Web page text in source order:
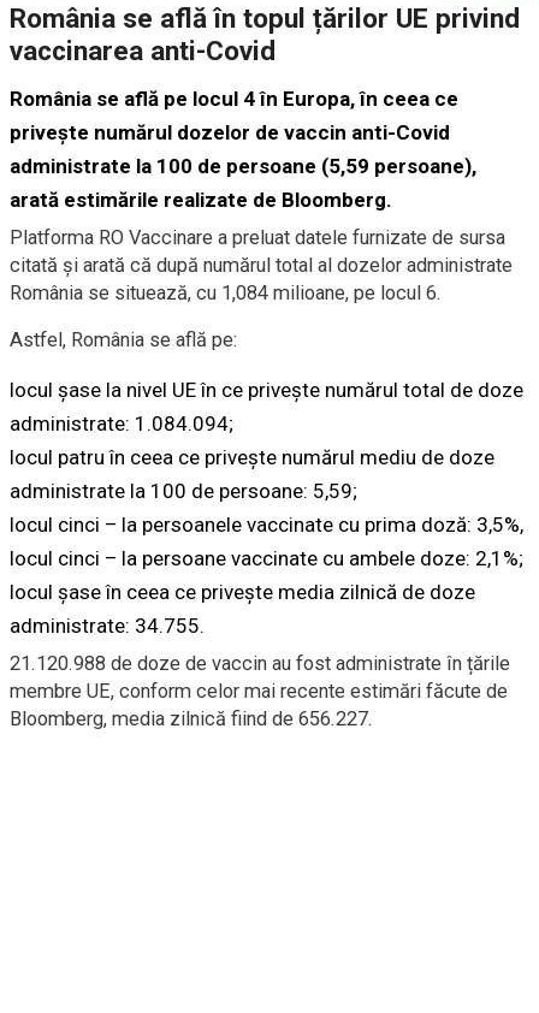
România se află în topul țărilor UE privind
vaccinarea anti-Covid
România se află pe locul 4 în Europa, în ceea ce
privește numărul dozelor de vaccin anti-Covid
administrate la 100 de persoane (5,59 persoane),
arată estimările realizate de Bloomberg.
Platforma RO Vaccinare a preluat datele furnizate de sursa
citată și arată că după numărul total al dozelor administrate
România se situează, cu 1,084 milioane, pe locul 6.
Astfel, România se află pe:
locul şase la nivel UE în ce priveşte numărul total de doze
administrate: 1.084.094;
locul patru în ceea ce priveşte numărul mediu de doze
administrate la 100 de persoane: 5,59;
locul cinci – la persoanele vaccinate cu prima doză: 3,5%,
locul cinci – la persoane vaccinate cu ambele doze: 2,1%;
locul şase în ceea ce priveşte media zilnică de doze
administrate: 34.755.
21.120.988 de doze de vaccin au fost administrate în țările
membre UE, conform celor mai recente estimări făcute de
Bloomberg, media zilnică fiind de 656.227.